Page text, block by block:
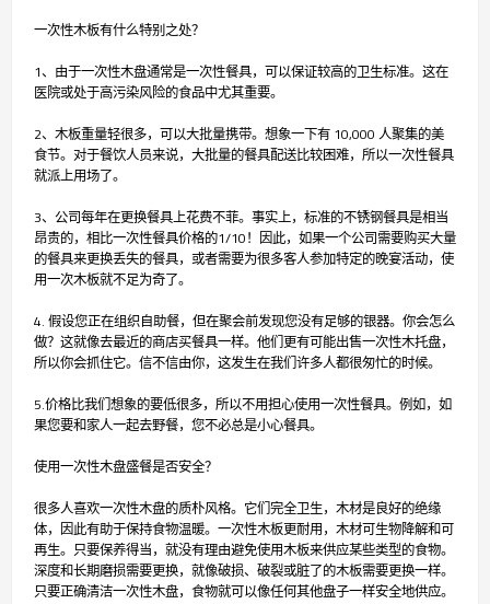
一次性木板有什么特别之处？
1、由于一次性木盘通常是一次性餐具，可以保证较高的卫生标准。这在
医院或处于高污染风险的食品中尤其重要。
2、木板重量轻很多，可以大批量携带。想象一下有 10,000 人聚集的美
食节。对于餐饮人员来说，大批量的餐具配送比较困难，所以一次性餐具
就派上用场了。
3、公司每年在更换餐具上花费不菲。事实上，标准的不锈钢餐具是相当
昂贵的，相比一次性餐具价格的1/10！因此，如果一个公司需要购买大量
的餐具来更换丢失的餐具，或者需要为很多客人参加特定的晚宴活动，使
用一次木板就不足为奇了。
4. 假设您正在组织自助餐，但在聚会前发现您没有足够的银器。你会怎么
做？这就像去最近的商店买餐具一样。他们更有可能出售一次性木托盘，
所以你会抓住它。信不信由你，这发生在我们许多人都很匆忙的时候。
5.价格比我们想象的要低很多，所以不用担心使用一次性餐具。例如，如
果您要和家人一起去野餐，您不必总是小心餐具。
使用一次性木盘盛餐是否安全？
很多人喜欢一次性木盘的质朴风格。它们完全卫生，木材是良好的绝缘
体，因此有助于保持食物温暖。一次性木板更耐用，木材可生物降解和可
再生。只要保养得当，就没有理由避免使用木板来供应某些类型的食物。
深度和长期磨损需要更换，就像破损、破裂或脏了的木板需要更换一样。
只要正确清洁一次性木盘，食物就可以像任何其他盘子一样安全地供应。